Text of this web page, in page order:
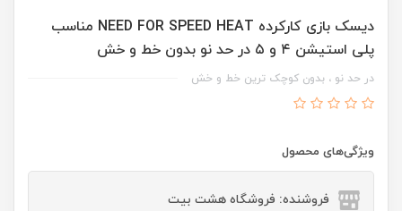
دیسک بازی کارکرده NEED FOR SPEED HEAT مناسب
پلی استیشن ۴ و ۵ در حد نو بدون خط و خش
در حد نو ، بدون کوچک ترین خط و خش
ویژگی‌های محصول
فروشنده: فروشگاه هشت بیت